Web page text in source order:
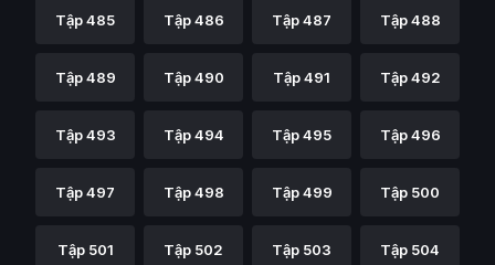
Tập 485 Tập 486 Tập 487 Tập 488
Tập 489 Tập 490 Tập 491 Tập 492
Tập 493 Tập 494 Tập 495 Tập 496
Tập 497 Tập 498 Tập 499 Tập 500
Tập 501 Tập 502 Tập 503 Tập 504